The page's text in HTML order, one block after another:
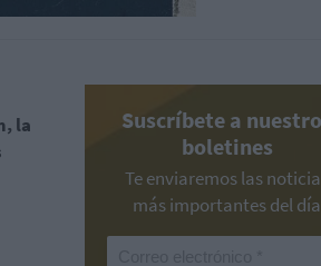
la
Suscríbete a
boletines
Te enviaremos las
más importantes del día